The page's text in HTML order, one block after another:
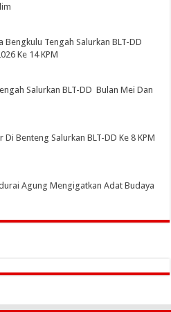
Bengkulu Tengah Salurkan BLT-DD
Ke 14 KPM
Salurkan BLT-DD Bulan Mei Dan
Benteng Salurkan BLT-DD Ke 8 KPM
Agung Mengigatkan Adat Budaya